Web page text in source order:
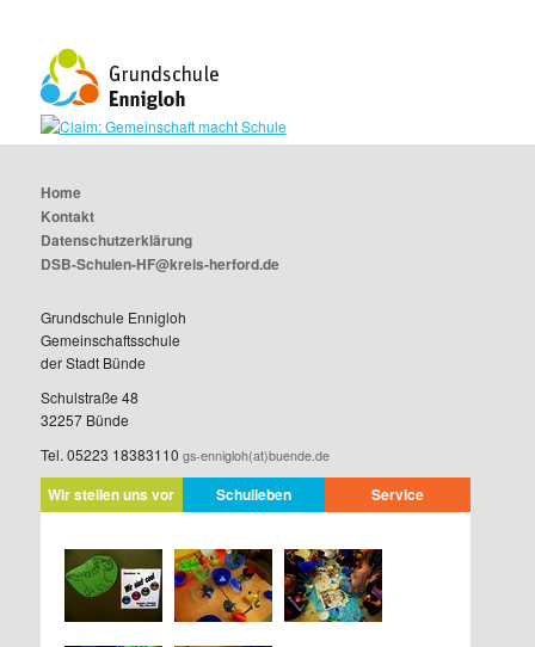
Home
Kontakt
Datenschutzerklärung
DSB-Schulen-HF@kreis-herford.de
Grundschule Ennigloh
Gemeinschaftsschule
der Stadt Bünde
Schulstraße 48
32257 Bünde
Tel. 05223 18383110 gs-ennigloh(at)buende.de
Wir stellen uns vor Schulleben Service